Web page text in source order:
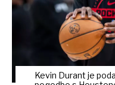
Kevin Durant je